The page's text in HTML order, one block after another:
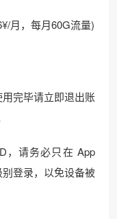
月，每月60G流量)
完毕请立即退出账
，请务必只在 App
登录，以免设备被